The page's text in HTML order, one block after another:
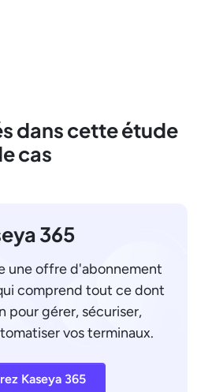
dans cette étude
cas
365
une offre d'abonnement
comprend tout ce dont
pour gérer, sécuriser,
vos terminaux.
Kaseya 365